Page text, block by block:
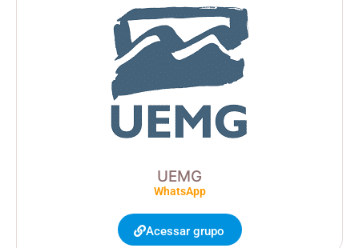
UEMG
WhatsApp
Acessar grupo